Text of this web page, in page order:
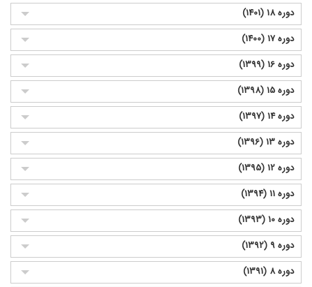
دوره 18 (1401)
دوره 17 (1400)
دوره 16 (1399)
دوره 15 (1398)
دوره 14 (1397)
دوره 13 (1396)
دوره 12 (1395)
دوره 11 (1394)
دوره 10 (1393)
دوره 9 (1392)
دوره 8 (1391)